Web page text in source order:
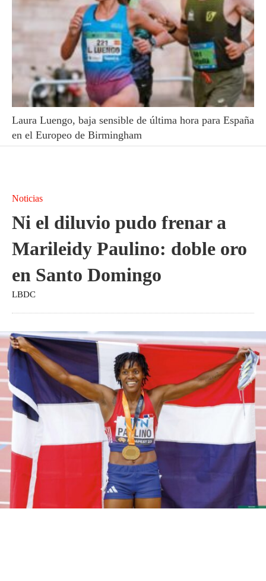
Laura Luengo, baja sensible de última hora para España
en el Europeo de Birmingham